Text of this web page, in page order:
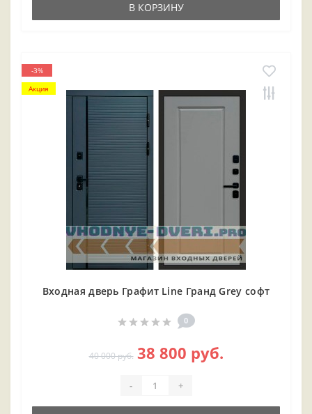
В КОРЗИНУ
-3%
Акция
Входная дверь Графит Line Гранд Grey софт
0
40 000 руб. 38 800 руб.
- +